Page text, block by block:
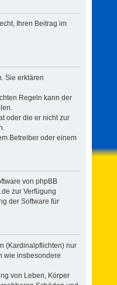
Ihren Beitrag im
Sie erklären
Regeln kann der
oder die er nicht zur
Betreiber oder einem
von phpBB
zur Verfügung
der Software für
(Kardinalpflichten) nur
wie insbesondere
von Leben, Körper